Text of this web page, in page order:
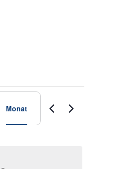
Ansichten-
Navigation
Monat